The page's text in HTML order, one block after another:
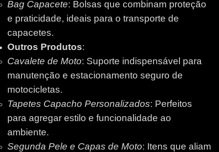
Bag Capacete: Bolsas que combinam proteção
e praticidade, ideais para o transporte de
capacetes.
Outros Produtos:
Cavalete de Moto: Suporte indispensável para
manutenção e estacionamento seguro de
motocicletas.
Tapetes Capacho Personalizados: Perfeitos
para agregar estilo e funcionalidade ao
ambiente.
Segunda Pele e Capas de Moto: Itens que aliam